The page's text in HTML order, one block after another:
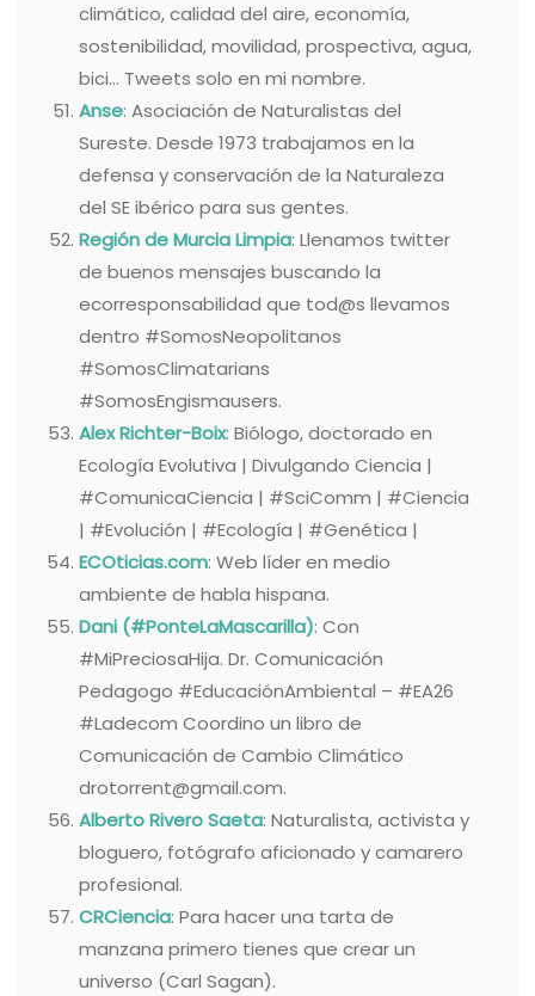
climático, calidad del aire, economía,
sostenibilidad, movilidad, prospectiva, agua,
bici… Tweets solo en mi nombre.
Anse: Asociación de Naturalistas del
Sureste. Desde 1973 trabajamos en la
defensa y conservación de la Naturaleza
del SE ibérico para sus gentes.
Región de Murcia Limpia: Llenamos twitter
de buenos mensajes buscando la
ecorresponsabilidad que tod@s llevamos
dentro #SomosNeopolitanos
#SomosClimatarians
#SomosEngismausers.
Alex Richter-Boix: Biólogo, doctorado en
Ecología Evolutiva | Divulgando Ciencia |
#ComunicaCiencia | #SciComm | #Ciencia
| #Evolución | #Ecología | #Genética |
ECOticias.com: Web líder en medio
ambiente de habla hispana.
Dani (#PonteLaMascarilla): Con
#MiPreciosaHija. Dr. Comunicación
Pedagogo #EducaciónAmbiental – #EA26
#Ladecom Coordino un libro de
Comunicación de Cambio Climático
drotorrent@gmail.com.
Alberto Rivero Saeta: Naturalista, activista y
bloguero, fotógrafo aficionado y camarero
profesional.
CRCiencia: Para hacer una tarta de
manzana primero tienes que crear un
universo (Carl Sagan).